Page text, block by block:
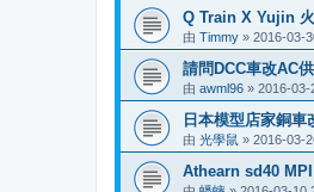
Q Train X Yujin
由 Timmy » 2016-03-
請問DCC車改AC
由 awml96 » 2016-03-
日本模型店家銅
由 光學鼠 » 2016-03-
Athearn sd40